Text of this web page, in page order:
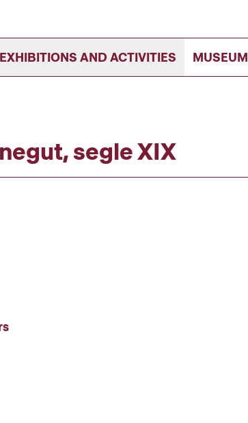
EXHIBITIONS AND ACTIVITIES MUSEUM
segle XIX